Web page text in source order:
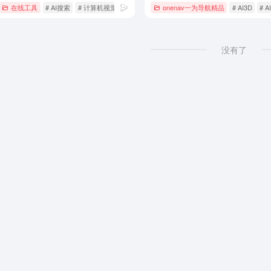
在线工具 # AI搜索 # 计算机视觉 onenav一为导航精品 # AI3D #
没有了